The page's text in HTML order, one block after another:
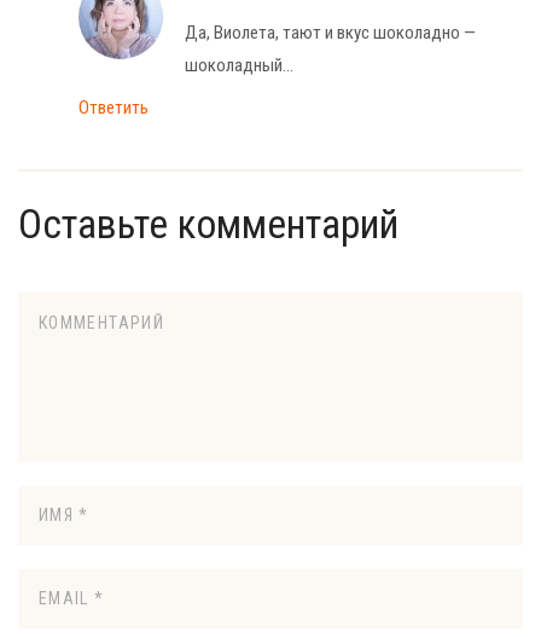
Да, Виолета, тают и вкус шоколадно —
шоколадный…
Ответить
Оставьте комментарий